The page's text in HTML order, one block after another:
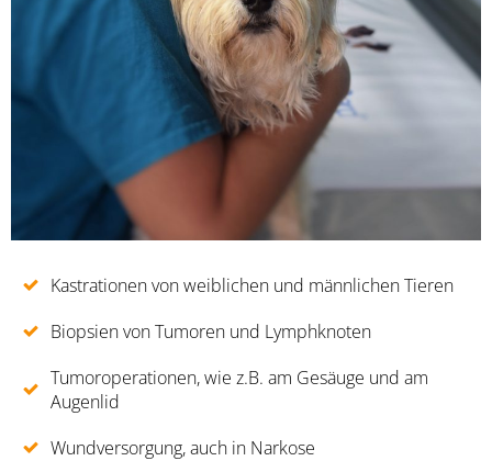
Kastrationen von weiblichen und männlichen Tieren
Biopsien von Tumoren und Lymphknoten
Tumoroperationen, wie z.B. am Gesäuge und am
Augenlid
Wundversorgung, auch in Narkose